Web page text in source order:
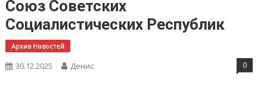
Союз Советских
Социалистических Республик
Архив Новостей
30.12.2025 Денис 0